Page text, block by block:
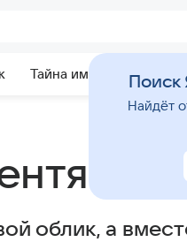
Тайна имени
облик, а
Поиск
Найдёт